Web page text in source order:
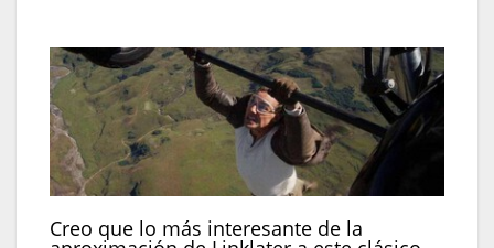
Creo que lo más interesante de la